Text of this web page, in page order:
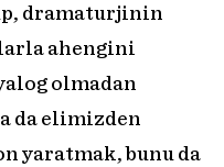
dramaturjinin
ahengini
olmadan
da elimizden
yaratmak, bunu da